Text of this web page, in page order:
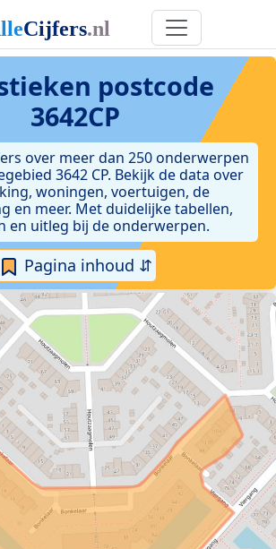
postcode
3642CP
over meer dan 250 onderwerpen
3642 CP. Bekijk de data over
woningen, voertuigen, de
en meer. Met duidelijke tabellen,
en uitleg bij de onderwerpen.
Pagina inhoud ⇵